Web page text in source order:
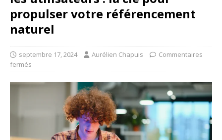
propulser votre référencement
naturel
septembre 17, 2024 Aurélien Chapuis
Commentaires
fermés